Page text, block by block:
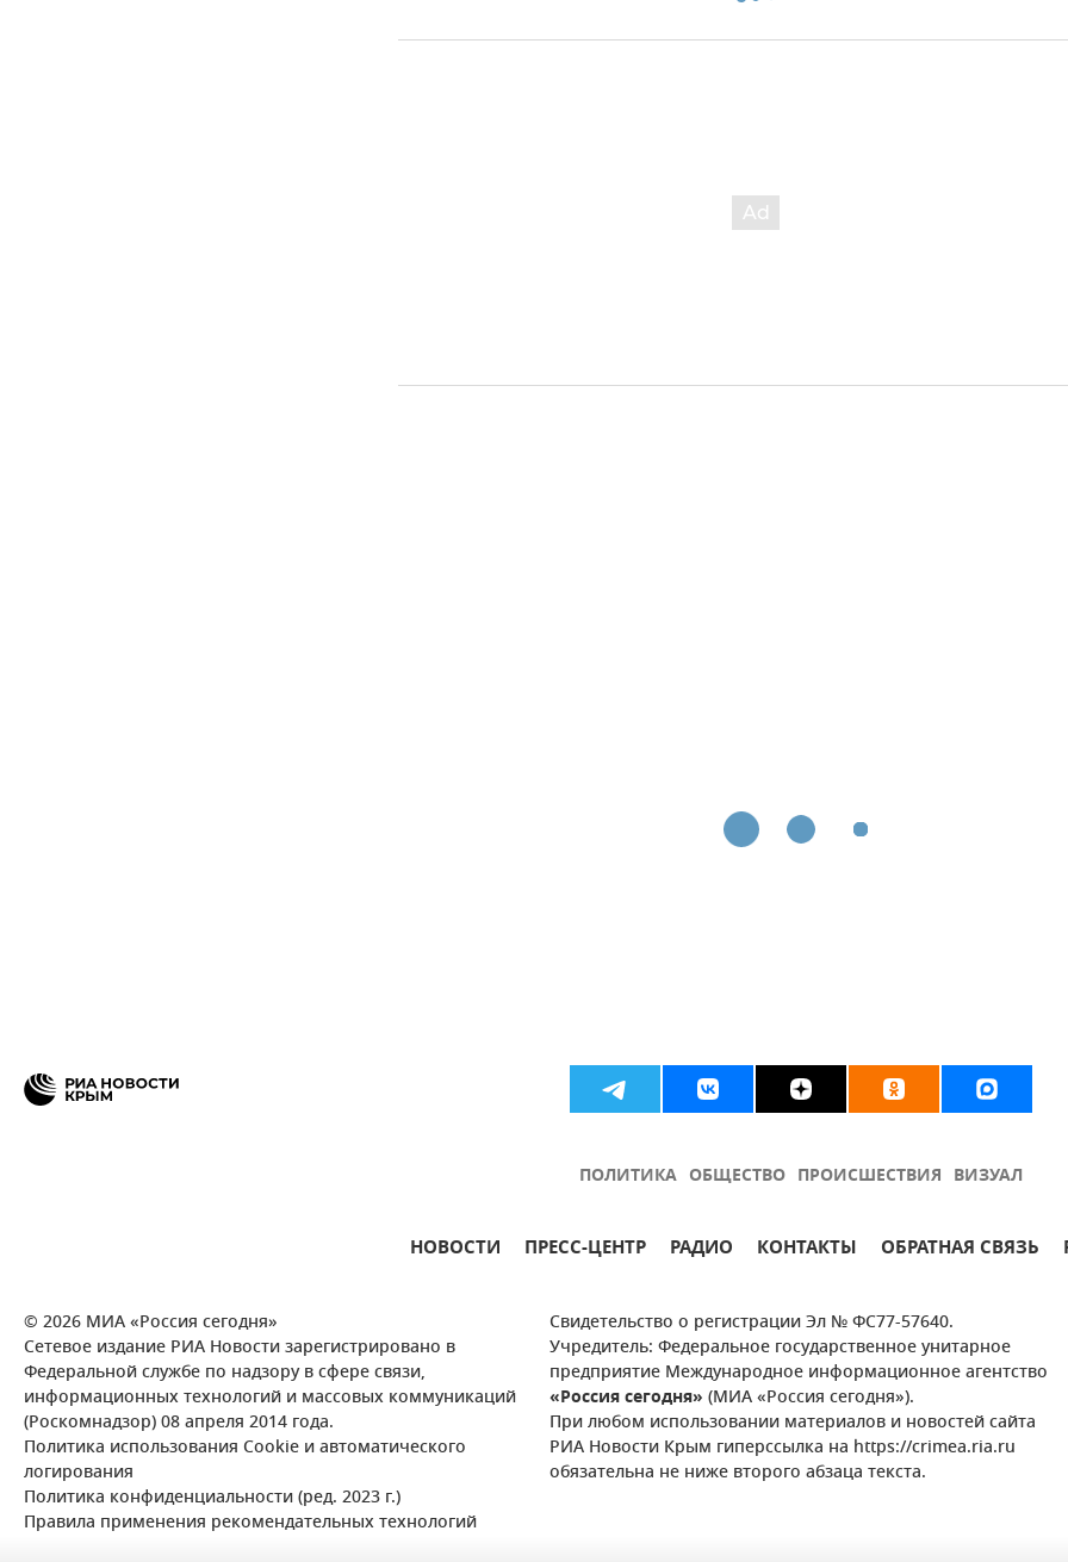
ПОЛИТИКА ОБЩЕСТВО ПРОИСШЕСТВИЯ ВИЗУАЛ
НОВОСТИ ПРЕСС-ЦЕНТР РАДИО КОНТАКТЫ ОБРАТНАЯ СВЯЗЬ
© 2026 МИА «Россия сегодня»
Сетевое издание РИА Новости зарегистрировано в
Федеральной службе по надзору в сфере связи,
информационных технологий и массовых коммуникаций
(Роскомнадзор) 08 апреля 2014 года.
Политика использования Cookie и автоматического
логирования
Политика конфиденциальности (ред. 2023 г.)
Правила применения рекомендательных технологий
Свидетельство о регистрации Эл № ФС77-57640.
Учредитель: Федеральное государственное унитарное
предприятие Международное информационное агентство
«Россия сегодня» (МИА «Россия сегодня»).
При любом использовании материалов и новостей сайта
РИА Новости Крым гиперссылка на https://crimea.ria.ru
обязательна не ниже второго абзаца текста.